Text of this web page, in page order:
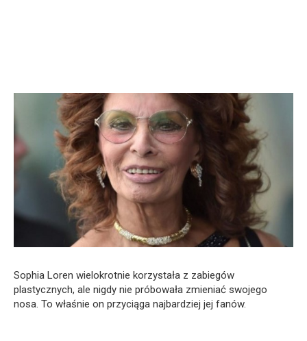
Sophia Loren wielokrotnie korzystała z zabiegów
plastycznych, ale nigdy nie próbowała zmieniać swojego
nosa. To właśnie on przyciąga najbardziej jej fanów.